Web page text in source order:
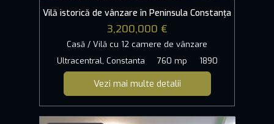
Vilă istorică de vânzare în Peninsula Constanța
3,200,000 €
Casă / Vilă cu 12 camere de vânzare
Ultracentral, Constanta
760 mp 1890
Vezi mai multe detalii